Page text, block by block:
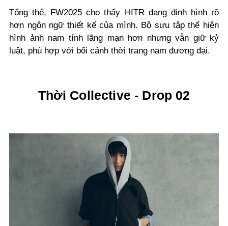
Tổng thể, FW2025 cho thấy HITR đang định hình rõ
hơn ngôn ngữ thiết kế của mình. Bộ sưu tập thể hiện
hình ảnh nam tính lãng mạn hơn nhưng vẫn giữ kỷ
luật, phù hợp với bối cảnh thời trang nam đương đại.
Thời Collective - Drop 02